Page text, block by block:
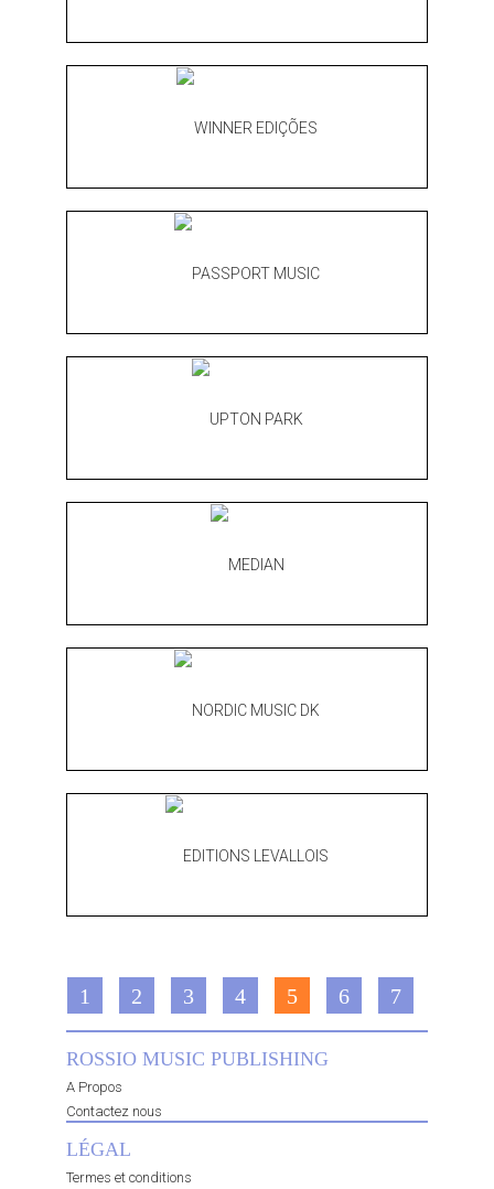
1 2 3 4 5 6 7
ROSSIO MUSIC PUBLISHING
A Propos
Contactez nous
LÉGAL
Termes et conditions